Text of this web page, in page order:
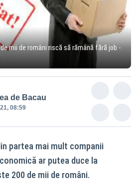
mii de români riscă să rămână fără job -
de Bacau
08:59
partea mai mult companii
ar putea duce la
200 de mii de români.